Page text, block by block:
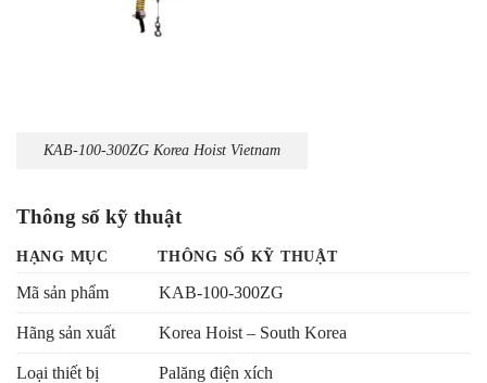
KAB-100-300ZG Korea Hoist Vietnam
Thông số kỹ thuật
HẠNG MỤC THÔNG SỐ KỸ THUẬT
Mã sản phẩm KAB-100-300ZG
Hãng sản xuất Korea Hoist – South Korea
Loại thiết bị Palăng điện xích